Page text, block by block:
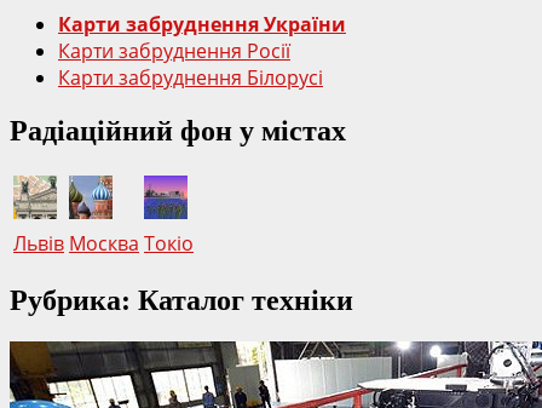
Карти забруднення України
Карти забруднення Росії
Карти забруднення Білорусі
Радіаційний фон у містах
Львів Москва Токіо
Рубрика: Каталог техніки